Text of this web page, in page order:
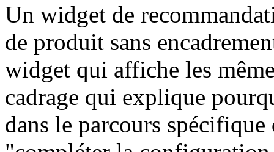
Un widget de
de produit sans
widget qui affiche les
cadrage qui explique
dans le parcours